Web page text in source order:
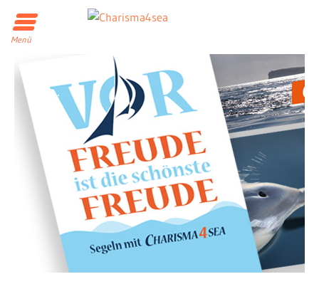
Menü
.